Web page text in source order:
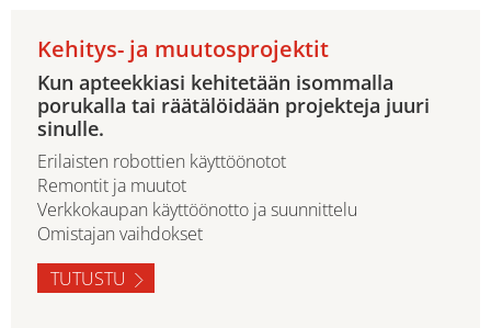
Kehitys- ja muutosprojektit
Kun apteekkiasi kehitetään isommalla
porukalla tai räätälöidään projekteja juuri
sinulle.
Erilaisten robottien käyttöönotot
Remontit ja muutot
Verkkokaupan käyttöönotto ja suunnittelu
Omistajan vaihdokset
TUTUSTU